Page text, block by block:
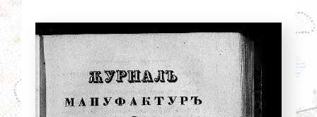
О нас
Контакты
Найти